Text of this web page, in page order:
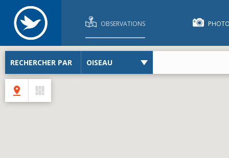
OBSERVATIONS
RECHERCHER PAR